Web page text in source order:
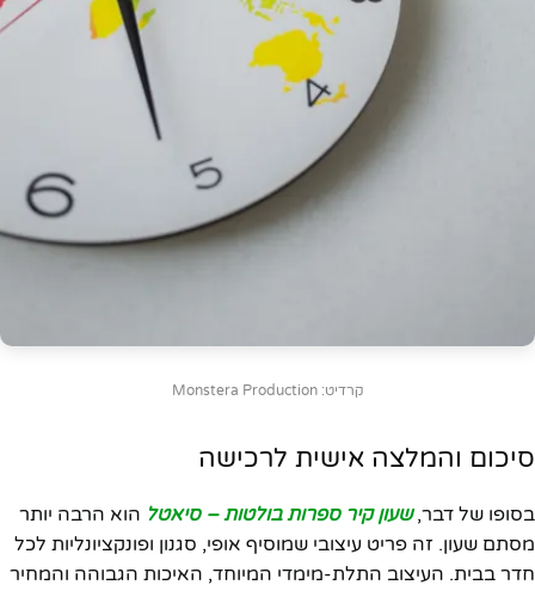
קרדיט: Monstera Production
סיכום והמלצה אישית לרכישה
בסופו של דבר,שעון קיר ספרות בולטות – סיאטל הוא הרבה יותר
מסתם שעון. זה פריט עיצובי שמוסיף אופי, סגנון ופונקציונליות לכל
חדר בבית. העיצוב התלת-מימדי המיוחד, האיכות הגבוהה והמחיר